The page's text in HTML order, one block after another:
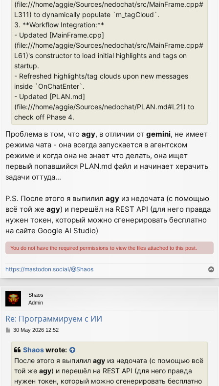
(file:///home/aggie/Sources/nedochat/src/MainFrame.cpp#
L311) to dynamically populate `m_tagCloud`.
3. **Workflow Integration:**
- Updated [MainFrame.cpp]
(file:///home/aggie/Sources/nedochat/src/MainFrame.cpp#
L61)'s constructor to load initial highlights and tags on
startup.
- Refreshed highlights/tag clouds upon new messages
inside `OnChatEnter`.
- Updated [PLAN.md]
(file:///home/aggie/Sources/nedochat/PLAN.md#L21) to
check off Phase 4.
Проблема в том, что agy, в отличии от gemini, не имеет
режима чата - она всегда запускается в агентском
режиме и когда она не знает что делать, она ищет
первый попавшийся PLAN.md файл и начинает херачить
задачи оттуда...
P.S. После этого я выпилил agy из недочата (с помощью
всё той же agy) и перешёл на REST API (для него правда
нужен токен, который можно сгенерировать бесплатно
на сайте Google AI Studio)
You do not have the required permissions to view the files attached to this post.
https://mastodon.social/@Shaos
o
p
Shaos
Admin
Re: Программируем с ИИ
P30 May 2026 12:52
Shaoswrote:
После этого я выпилил agy из недочата (с помощью всё
той же agy) и перешёл на REST API (для него правда
нужен токен, который можно сгенерировать бесплатно